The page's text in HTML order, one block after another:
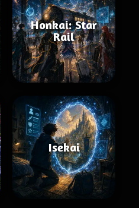
Honkai: Star
Rail
Isekai